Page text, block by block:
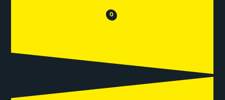
😒 0 😂